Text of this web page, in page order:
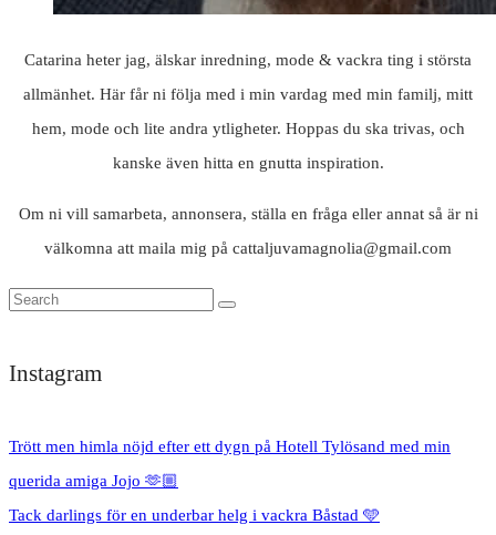
Catarina heter jag, älskar inredning, mode & vackra ting i största
allmänhet. Här får ni följa med i min vardag med min familj, mitt
hem, mode och lite andra ytligheter. Hoppas du ska trivas, och
kanske även hitta en gnutta inspiration.
Om ni vill samarbeta, annonsera, ställa en fråga eller annat så är ni
välkomna att maila mig på cattaljuvamagnolia@gmail.com
Instagram
Trött men himla nöjd efter ett dygn på Hotell Tylösand med min
querida amiga Jojo 🫶🏼
Tack darlings för en underbar helg i vackra Båstad 🩵